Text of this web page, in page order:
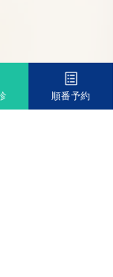
り徒歩6分
順番予約